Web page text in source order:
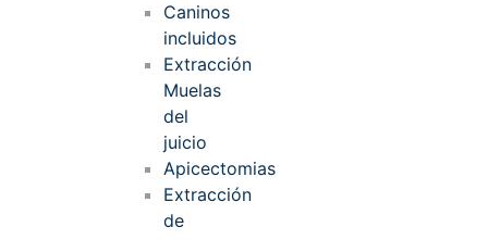
Caninos
incluidos
Extracción
Muelas
del
juicio
Apicectomias
Extracción
de